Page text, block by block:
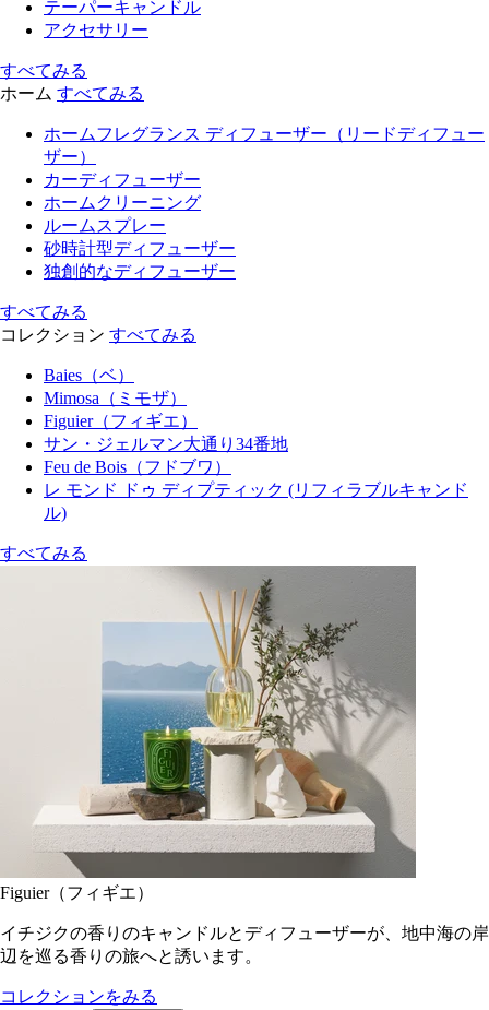
テーパーキャンドル
アクセサリー
すべてみる
ホーム すべてみる
ホームフレグランス ディフューザー（リードディフュー
ザー）
カーディフューザー
ホームクリーニング
ルームスプレー
砂時計型ディフューザー
独創的なディフューザー
すべてみる
コレクション すべてみる
Baies（ベ）
Mimosa（ミモザ）
Figuier（フィギエ）
サン・ジェルマン大通り34番地
Feu de Bois（フドブワ）
レ モンド ドゥ ディプティック (リフィラブルキャンド
ル)
すべてみる
Figuier（フィギエ）
イチジクの香りのキャンドルとディフューザーが、地中海の岸
辺を巡る香りの旅へと誘います。
コレクションをみる